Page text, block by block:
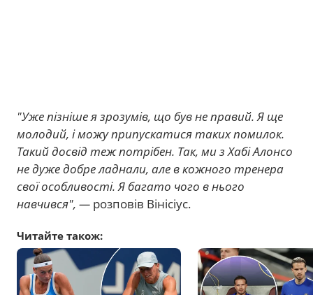
"Уже пізніше я зрозумів, що був не правий. Я ще
молодий, і можу припускатися таких помилок.
Такий досвід теж потрібен. Так, ми з Хабі Алонсо
не дуже добре ладнали, але в кожного тренера
свої особливості. Я багато чого в нього
навчився", — розповів Вінісіус.
Читайте також: